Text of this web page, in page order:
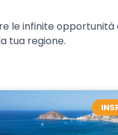
le infinite
tua regione.